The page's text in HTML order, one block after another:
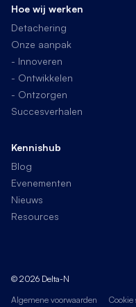
Hoe wij werken
Detachering
Onze aanpak
- Innoveren
- Ontwikkelen
- Ontzorgen
Succesverhalen
Kennishub
Blog
Evenementen
Nieuws
Resources
© 2026 Delta-N
Algemene voorwaarden
Cookie